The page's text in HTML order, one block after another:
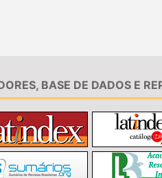
BASE DE DADOS E